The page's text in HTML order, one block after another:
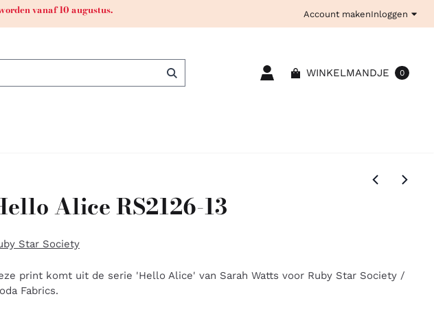
vanaf 10 augustus. Account makenInloggen
WINKELMANDJE 0
Alice RS2126-13
Star Society
print komt uit de serie 'Hello Alice' van Sarah Watts voor Ruby Star Society /
Fabrics.